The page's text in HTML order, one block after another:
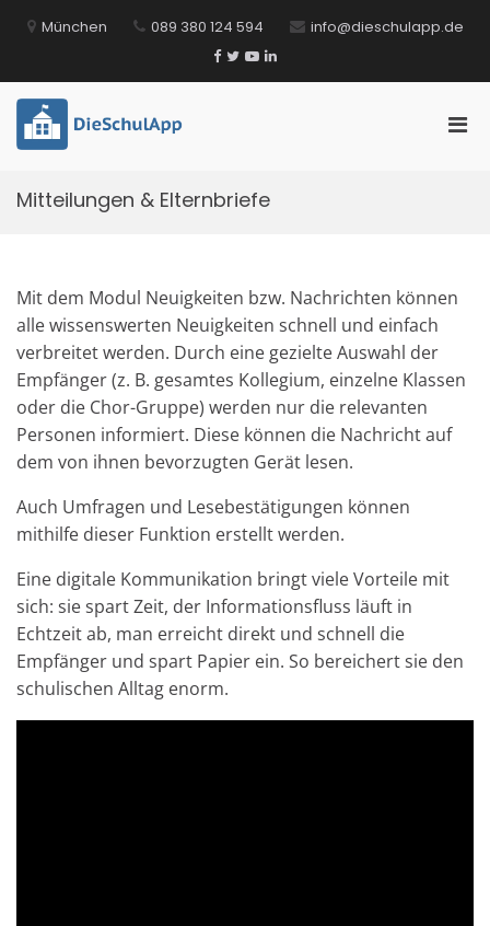
Inhalt München 089 380 124 594 info@dieschulapp.de
Facebook
TwitterYouTube
LinkedIn
Mitteilungen & Elternbriefe
Mit dem Modul Neuigkeiten bzw. Nachrichten können
alle wissenswerten Neuigkeiten schnell und einfach
verbreitet werden. Durch eine gezielte Auswahl der
Empfänger (z. B. gesamtes Kollegium, einzelne Klassen
oder die Chor-Gruppe) werden nur die relevanten
Personen informiert. Diese können die Nachricht auf
dem von ihnen bevorzugten Gerät lesen.
Auch Umfragen und Lesebestätigungen können
mithilfe dieser Funktion erstellt werden.
Eine digitale Kommunikation bringt viele Vorteile mit
sich: sie spart Zeit, der Informationsfluss läuft in
Echtzeit ab, man erreicht direkt und schnell die
Empfänger und spart Papier ein. So bereichert sie den
schulischen Alltag enorm.